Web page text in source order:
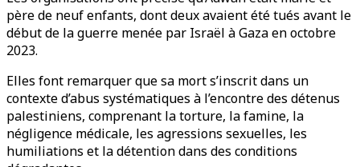
père de neuf enfants, dont deux avaient été tués avant le
début de la guerre menée par Israël à Gaza en octobre
2023.
Elles font remarquer que sa mort s’inscrit dans un
contexte d’abus systématiques à l’encontre des détenus
palestiniens, comprenant la torture, la famine, la
négligence médicale, les agressions sexuelles, les
humiliations et la détention dans des conditions